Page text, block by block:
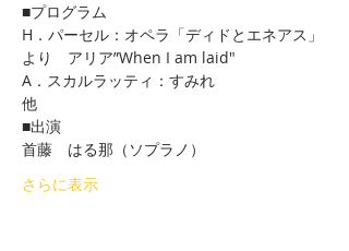
■プログラム
H．パーセル：オペラ「ディドとエネアス」
より　アリア”When I am laid"
A．スカルラッティ：すみれ
他
■出演
首藤　はる那（ソプラノ）
さらに表示